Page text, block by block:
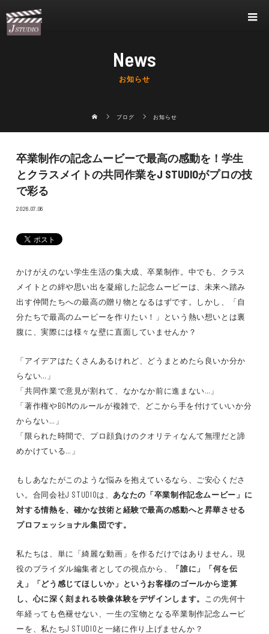
News
お知らせ
ブログ お知らせ
卒業制作の記念ムービーで最高の感動を！学生
とクラスメイトの共同作業をJ STUDIOがプロの技
で彩る
2026.07.06
かけがえのない学生生活の集大成、卒業制作。中でも、クラス
メイトとの絆や思い出を凝縮した記念ムービーは、未来へ踏み
出す仲間たちへの最高の贈り物となるはずです。しかし、「自
分たちで最高のムービーを作りたい！」という熱い想いとは裏
腹に、実際には様々な壁に直面していませんか？
「アイデアはたくさんあるけれど、どうまとめたら良いか分か
らない…」
「共同作業で意見が割れて、なかなか前に進まない…」
「著作権やBGMのルールが複雑で、どこから手を付けていいか分
からない…」
「限られた時間で、プロ顔負けのクオリティなんて無理だと諦
めかけている…」
もしあなたがこのような悩みを抱えているなら、ご安心くださ
い。合同会社J STUDIOは、 あなたの「卒業制作記念ムービー」に
対する情熱を、確かな技術と経験で最高の感動へと昇華させる
プロフェッショナル集団です。
私たちは、単に「綺麗な動画」を作るだけではありません。現
役のブライダル編集者としての視点から、
「誰に」「何を伝
え」「どう感じてほしいか」というお客様のゴールから逆算
し、心に深く刻まれる映像体験をデザインします。
この先何十
年経っても色褪せない、一生の宝物となる卒業制作記念ムービ
ーを、私たちJ STUDIOと一緒に作り上げませんか？